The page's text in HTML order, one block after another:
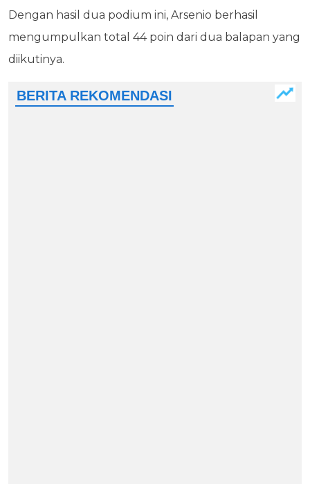
Dengan hasil dua podium ini, Arsenio berhasil
mengumpulkan total 44 poin dari dua balapan yang
diikutinya.